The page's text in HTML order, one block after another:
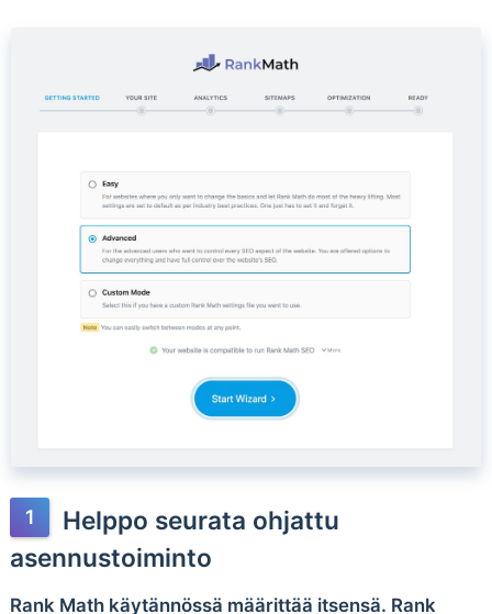
Helppo seurata ohjattu
asennustoiminto
Rank Math käytännössä määrittää itsensä. Rank